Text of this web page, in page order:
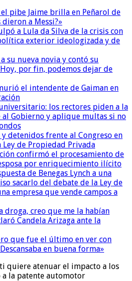
pibe Jaime brilla en Peñarol de
a Messi?»
a Lula da Silva de la crisis con
exterior ideologizada y de
su nueva novia y contó su
por fin, podemos dejar de
el intendente de Gaiman en
los rectores piden a la
Gobierno y aplique multas si no
detenidos frente al Congreso en
Ley de Propiedad Privada
confirmó el procesamiento de
por enriquecimiento ilícito
de Benegas Lynch a una
sacarlo del debate de la Ley de
empresa que vende campos a
droga, creo que me la habían
Candela Arizaga ante la
que fue el último en ver con
en buena forma»
quiere atenuar el impacto a los
la patente automotor